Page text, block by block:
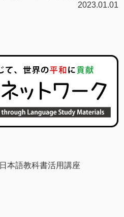
2023.01.01
日本語教科書活用講座